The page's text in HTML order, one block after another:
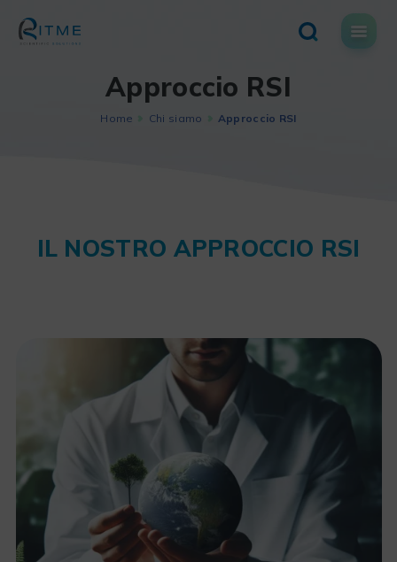
content
Approccio RSI
Home Chi siamo Approccio RSI
IL NOSTRO APPROCCIO RSI